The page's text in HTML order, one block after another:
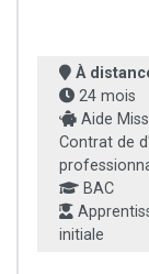
À
24 mois
Aide
Contrat de
BAC
initiale